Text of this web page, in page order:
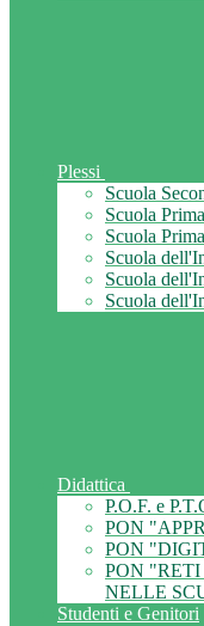
Plessi
Scuola
Scuola
Scuola
Scuola
Scuola
Scuola
Didattica
P.O.F. e
PON
PON
PON
NELLE
Studenti e Genitori